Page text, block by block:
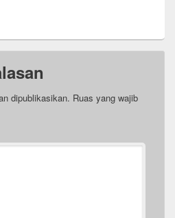
dipublikasikan. Ruas yang wajib